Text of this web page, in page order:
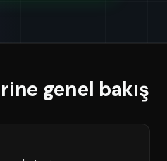
genel bakış